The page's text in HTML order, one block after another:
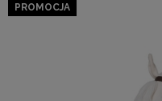
PROMOCJA